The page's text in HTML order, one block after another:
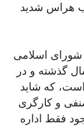
هراس شدید
شورای اسلامی
گذشته و در
که شاید
صنفی و کارگری
فقط اداره